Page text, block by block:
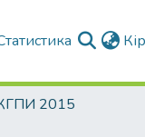
2015